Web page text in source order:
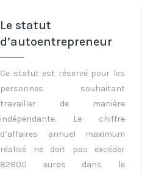
Le statut
d’autoentrepreneur
Ce statut est réservé pour les
personnes souhaitant
travailler de manière
indépendante. Le chiffre
d’affaires annuel maximum
réalisé ne doit pas excéder
82800 euros dans le